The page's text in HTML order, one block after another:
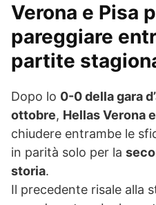
Verona e Pisa
pareggiare
partite
Dopo lo 0-0 della gara
ottobre, Hellas Verona
chiudere entrambe le
in parità solo per la
storia.
Il precedente risale alla